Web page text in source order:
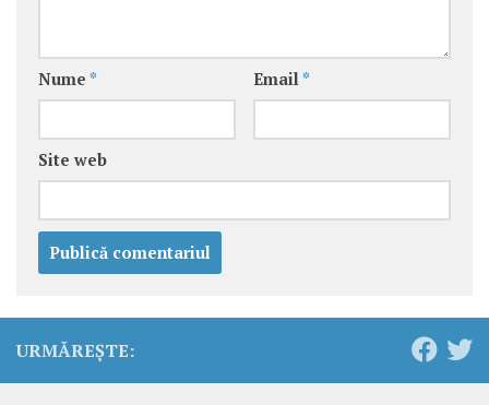
Nume * Email *
Site web
URMĂREȘTE: